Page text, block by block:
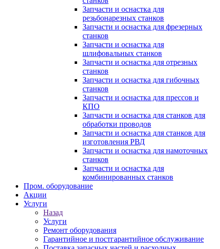
Запчасти и оснастка для
резьбонарезных станков
Запчасти и оснастка для фрезерных
станков
Запчасти и оснастка для
шлифовальных станков
Запчасти и оснастка для отрезных
станков
Запчасти и оснастка для гибочных
станков
Запчасти и оснастка для прессов и
КПО
Запчасти и оснастка для станков для
обработки проводов
Запчасти и оснастка для станков для
изготовления РВД
Запчасти и оснастка для намоточных
станков
Запчасти и оснастка для
комбинированных станков
Пром. оборудование
Акции
Услуги
Назад
Услуги
Ремонт оборудования
Гарантийное и постгарантийное обслуживание